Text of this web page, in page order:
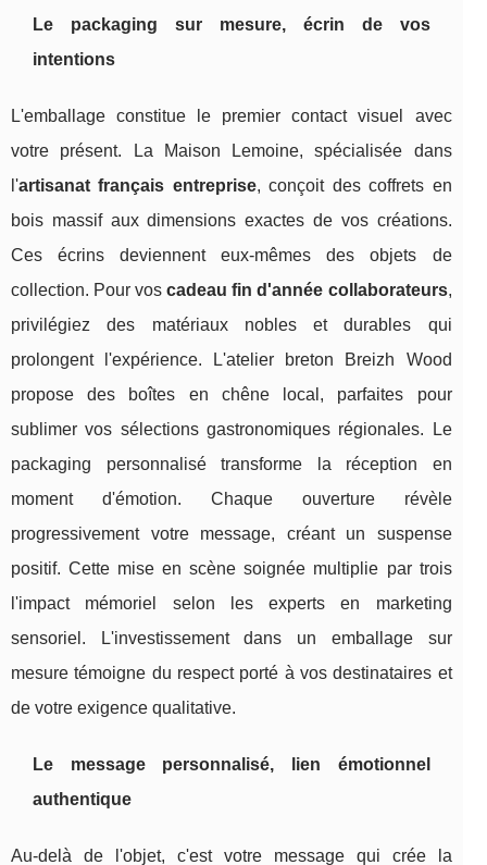
Le packaging sur mesure, écrin de vos
intentions
L'emballage constitue le premier contact visuel avec
votre présent. La Maison Lemoine, spécialisée dans
l'artisanat français entreprise, conçoit des coffrets en
bois massif aux dimensions exactes de vos créations.
Ces écrins deviennent eux-mêmes des objets de
collection. Pour voscadeau fin d'année collaborateurs,
privilégiez des matériaux nobles et durables qui
prolongent l'expérience. L'atelier breton Breizh Wood
propose des boîtes en chêne local, parfaites pour
sublimer vos sélections gastronomiques régionales. Le
packaging personnalisé transforme la réception en
moment d'émotion. Chaque ouverture révèle
progressivement votre message, créant un suspense
positif. Cette mise en scène soignée multiplie par trois
l'impact mémoriel selon les experts en marketing
sensoriel. L'investissement dans un emballage sur
mesure témoigne du respect porté à vos destinataires et
de votre exigence qualitative.
Le message personnalisé, lien émotionnel
authentique
Au-delà de l'objet, c'est votre message qui crée la